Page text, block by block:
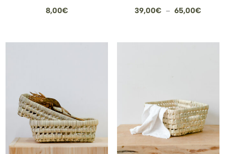
8,00€ 39,00€ – 65,00€